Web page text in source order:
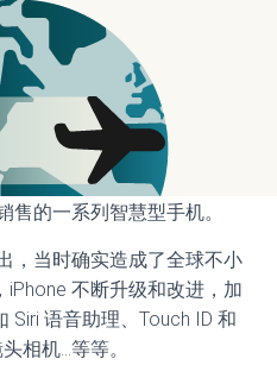
机与 Android 手机进行比
与 Android 的优缺点，以便
售的一系列智慧型手机。
，当时确实造成了全球不小
不断升级和改进，加
Siri 语音助理、Touch ID 和
相机…等等。